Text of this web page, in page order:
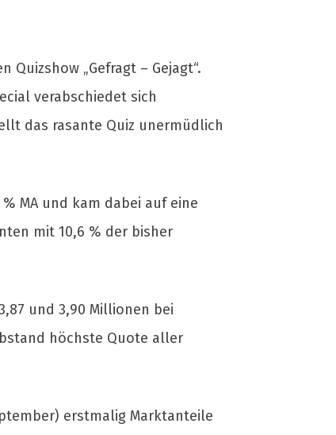
„Gefragt – Gejagt“.
verabschiedet sich
das rasante Quiz unermüdlich
MA und kam dabei auf eine
mit 10,6 % der bisher
und 3,90 Millionen bei
höchste Quote aller
erstmalig Marktanteile